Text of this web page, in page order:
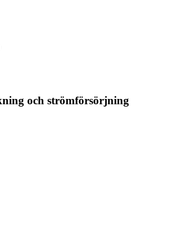
och strömförsörjning